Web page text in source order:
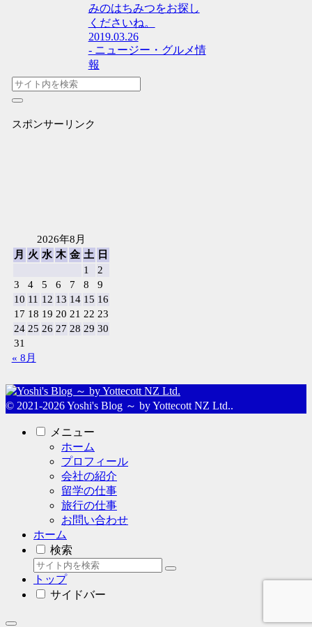
みのはちみつをお探し
くださいね。
2019.03.26
- ニュージー・グルメ情
報
スポンサーリンク
2026年8月
月
火 水 木 金 土
日
1
2
3
4 5 6 7 8
9
10 11 12 13 14 15 16
17 18 19 20 21 22 23
24 25 26 27 28 29 30
31
« 8月
© 2021-2026 Yoshi's Blog ～ by Yottecott NZ Ltd..
メニュー
ホーム
プロフィール
会社の紹介
留学の仕事
旅行の仕事
お問い合わせ
ホーム
検索
トップ
サイドバー